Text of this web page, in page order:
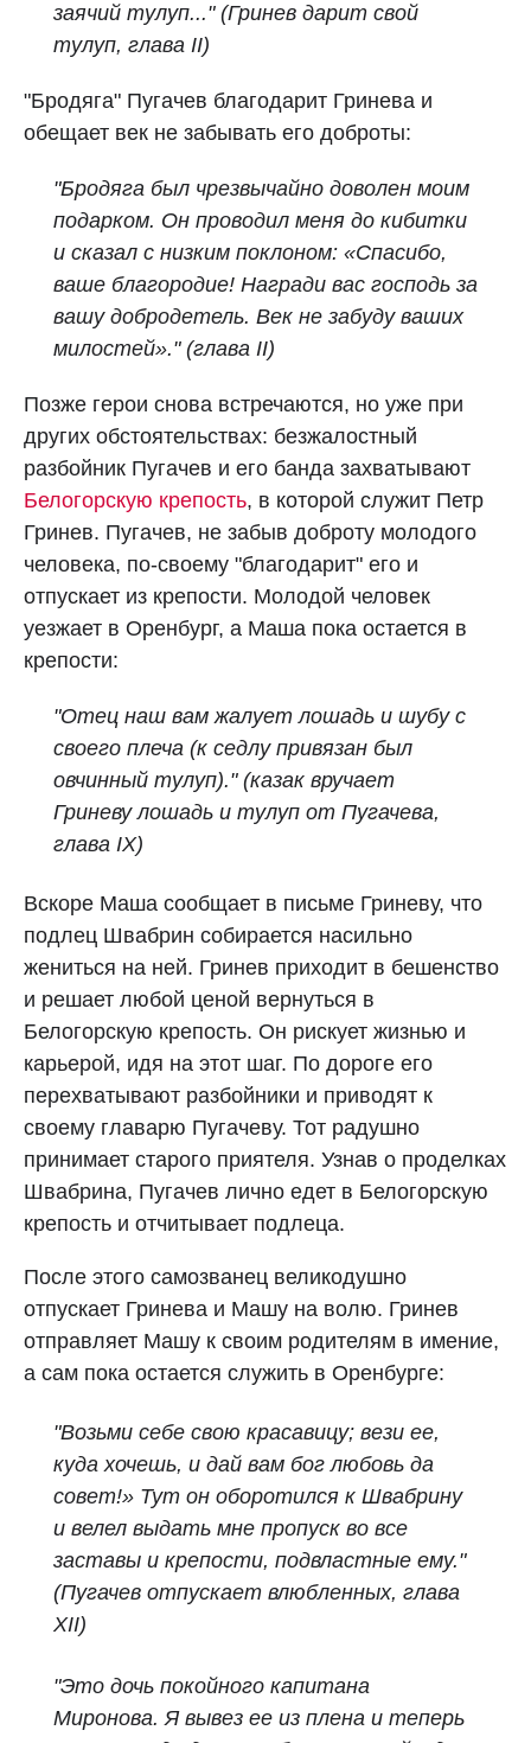
заячий тулуп..." (Гринев дарит свой
тулуп, глава II)
"Бродяга" Пугачев благодарит Гринева и
обещает век не забывать его доброты:
"Бродяга был чрезвычайно доволен моим
подарком. Он проводил меня до кибитки
и сказал с низким поклоном: «Спасибо,
ваше благородие! Награди вас господь за
вашу добродетель. Век не забуду ваших
милостей»." (глава II)
Позже герои снова встречаются, но уже при
других обстоятельствах: безжалостный
разбойник Пугачев и его банда захватывают
Белогорскую крепость, в которой служит Петр
Гринев. Пугачев, не забыв доброту молодого
человека, по-своему "благодарит" его и
отпускает из крепости. Молодой человек
уезжает в Оренбург, а Маша пока остается в
крепости:
"Отец наш вам жалует лошадь и шубу с
своего плеча (к седлу привязан был
овчинный тулуп)." (казак вручает
Гриневу лошадь и тулуп от Пугачева,
глава IX)
Вскоре Маша сообщает в письме Гриневу, что
подлец Швабрин собирается насильно
жениться на ней. Гринев приходит в бешенство
и решает любой ценой вернуться в
Белогорскую крепость. Он рискует жизнью и
карьерой, идя на этот шаг. По дороге его
перехватывают разбойники и приводят к
своему главарю Пугачеву. Тот радушно
принимает старого приятеля. Узнав о проделках
Швабрина, Пугачев лично едет в Белогорскую
крепость и отчитывает подлеца.
После этого самозванец великодушно
отпускает Гринева и Машу на волю. Гринев
отправляет Машу к своим родителям в имение,
а сам пока остается служить в Оренбурге:
"Возьми себе свою красавицу; вези ее,
куда хочешь, и дай вам бог любовь да
совет!» Тут он оборотился к Швабрину
и велел выдать мне пропуск во все
заставы и крепости, подвластные ему."
(Пугачев отпускает влюбленных, глава
XII)
"Это дочь покойного капитана
Миронова. Я вывез ее из плена и теперь